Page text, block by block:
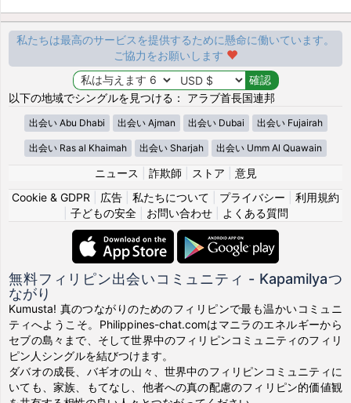
私たちは最高のサービスを提供するために懸命に働いています。
ご協力をお願いします
以下の地域でシングルを見つける： アラブ首長国連邦
出会い Abu Dhabi 出会い Ajman 出会い Dubai 出会い Fujairah
出会い Ras al Khaimah 出会い Sharjah 出会い Umm Al Quawain
ニュース 詐欺師 ストア
意見
Cookie & GDPR
広告 私たちについて プライバシー
利用規約
子どもの安全| お問い合わせ| よくある質問
無料フィリピン出会いコミュニティ - Kapamilyaつ
ながり
Kumusta! 真のつながりのためのフィリピンで最も温かいコミュニ
ティへようこそ。Philippines-chat.comはマニラのエネルギーから
セブの島々まで、そして世界中のフィリピンコミュニティのフィリ
ピン人シングルを結びつけます。
ダバオの成長、バギオの山々、世界中のフィリピンコミュニティに
いても、家族、もてなし、他者への真の配慮のフィリピン的価値観